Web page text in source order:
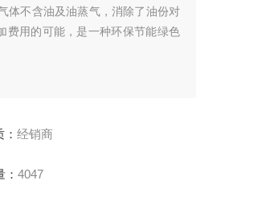
体不含油及油蒸气，消除了油份对
费用的可能，是一种环保节能绿色
经销商
4047